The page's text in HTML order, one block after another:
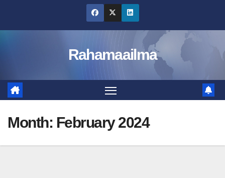
Rahamaailma
Month: February 2024